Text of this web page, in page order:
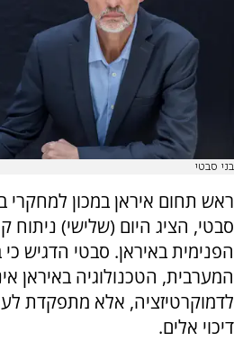
בני סבטי
סבטי, הציג היום (שלישי) ניתוח
הפנימית באיראן. סבטי הדגיש כי
המערבית, הטכנולוגיה באיראן
לדמוקרטיזציה, אלא מתפקדת
דיכוי אלים.